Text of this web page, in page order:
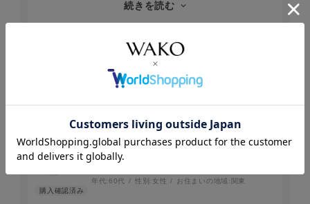
もバランスが取れています。
パソコンやタブレットなど幾つかの画像を見比べました
が、実際は気持ちお色が濃いめでした。でもこれはとても
革は柔らかいですが、形がしっかりしているのでだらしな
くなる事はありません。
続きを読む
参考になった
1人に一つの必須アイテム！
Tokyoraised
年代:60代 性別:女性 お住まいの地域: 関東